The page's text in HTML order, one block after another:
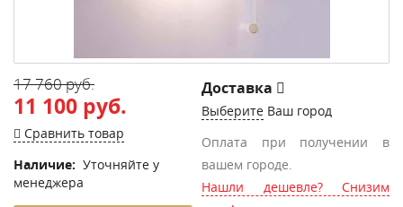
17 760 руб.
11 100 руб.
Сравнить товар
Наличие: Уточняйте у
менеджера
Доставка
Выберите Ваш город
Оплата при получении в
вашем городе.
Нашли дешевле? Снизим